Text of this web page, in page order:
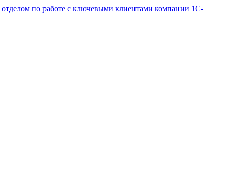
отделом по работе с ключевыми клиентами компании 1С-